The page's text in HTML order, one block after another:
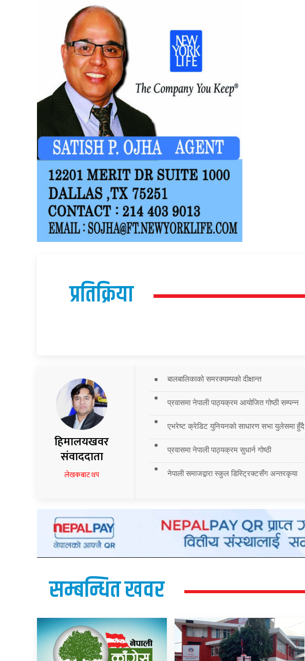
प्रतिक्रिया
हिमालयखवर
संवाददाता
लेखकबाट थप
बालबालिकाको समरक्याम्पको दीक्षान्त
प्रवासमा नेपाली पाठ्यक्रम आयोजित गोष्ठी सम्पन्न
एभरेष्ट क्रेडिट युनियनको साधारण सभा युलेसमा हुँदै
प्रवासमा नेपाली पाठ्यक्रम सुधार्न गोष्ठी
नेपाली समाजद्वारा स्कुल डिस्ट्रिक्टसँग अन्तरकृया
सम्बन्धित खवर